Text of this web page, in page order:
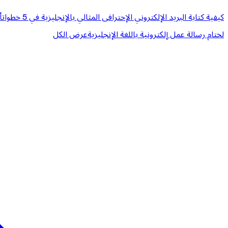
كيفية كتابة البريد الإلكتروني الإحترافى المثالي بالإنجليزية في 5 خطوات
لختام رسالة عمل إلكترونية باللغة الإنجليزيةعرض الكل